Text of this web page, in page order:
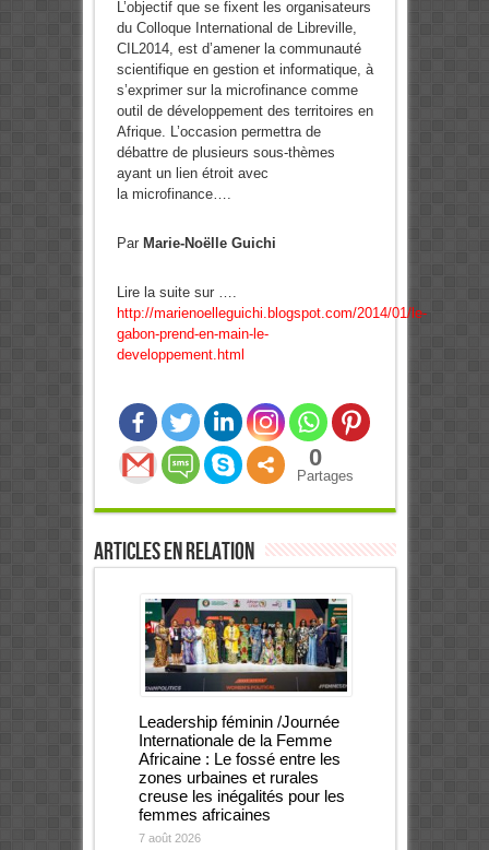
L’objectif que se fixent les organisateurs
du Colloque International de Libreville,
CIL2014, est d’amener la communauté
scientifique en gestion et informatique, à
s’exprimer sur la microfinance comme
outil de développement des territoires en
Afrique. L’occasion permettra de
débattre de plusieurs sous-thèmes
ayant un lien étroit avec
la microfinance….
Par Marie-Noëlle Guichi
Lire la suite sur ….
http://marienoelleguichi.blogspot.com/2014/01/le-
gabon-prend-en-main-le-
developpement.html
0
Partages
Articles en relation
Leadership féminin /Journée
Internationale de la Femme
Africaine : Le fossé entre les
zones urbaines et rurales
creuse les inégalités pour les
femmes africaines
7 août 2026